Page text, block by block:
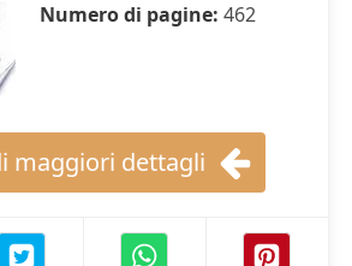
Numero di pagine: 462
maggiori dettagli